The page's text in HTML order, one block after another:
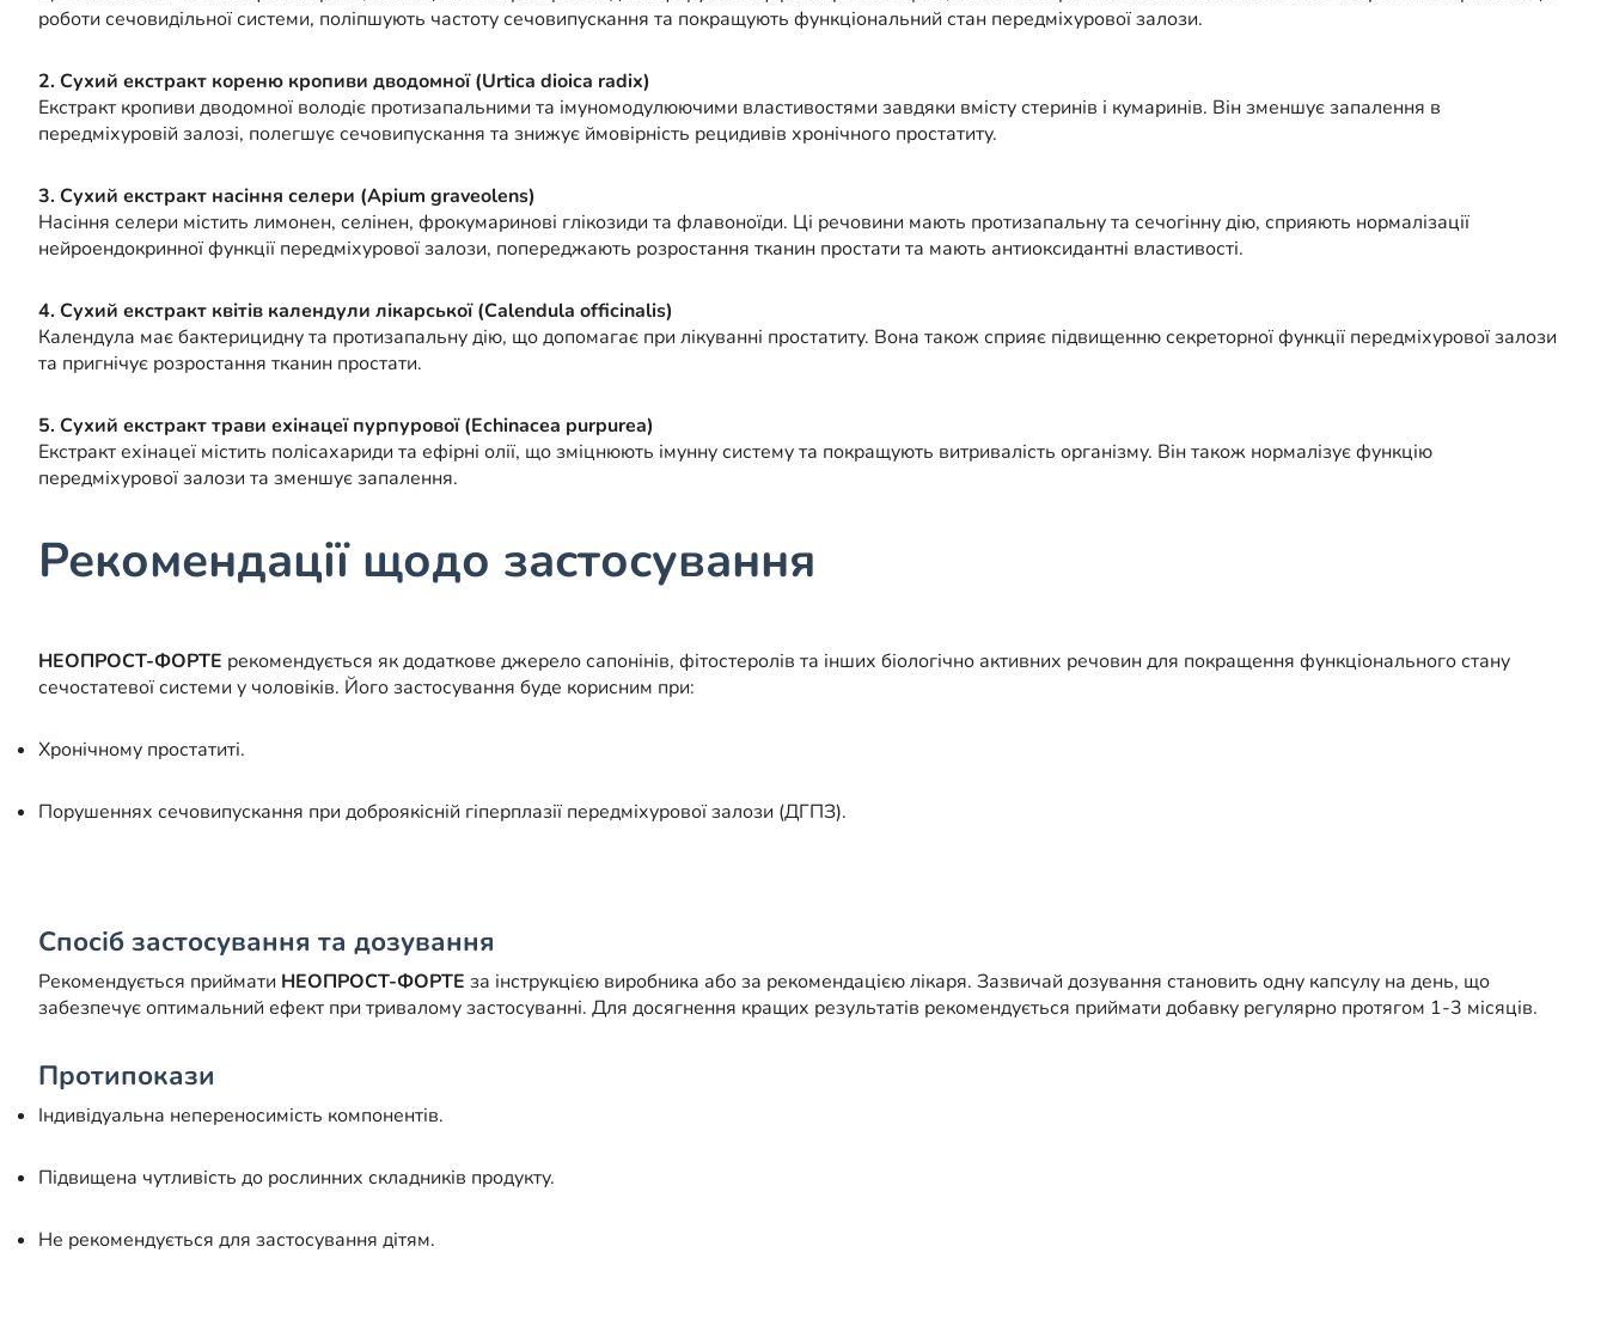
роботи сечовидільної системи, поліпшують частоту сечовипускання та покращують функціональний стан передміхурової залози.
2. Сухий екстракт кореню кропиви дводомної (Urtica dioica radix)
Екстракт кропиви дводомної володіє протизапальними та імуномодулюючими властивостями завдяки вмісту стеринів і кумаринів. Він зменшує запалення в
передміхуровій залозі, полегшує сечовипускання та знижує ймовірність рецидивів хронічного простатиту.
3. Сухий екстракт насіння селери (Apium graveolens)
Насіння селери містить лимонен, селінен, фрокумаринові глікозиди та флавоноїди. Ці речовини мають протизапальну та сечогінну дію, сприяють нормалізації
нейроендокринної функції передміхурової залози, попереджають розростання тканин простати та мають антиоксидантні властивості.
4. Сухий екстракт квітів календули лікарської (Calendula officinalis)
Календула має бактерицидну та протизапальну дію, що допомагає при лікуванні простатиту. Вона також сприяє підвищенню секреторної функції передміхурової залози
та пригнічує розростання тканин простати.
5. Сухий екстракт трави ехінацеї пурпурової (Echinacea purpurea)
Екстракт ехінацеї містить полісахариди та ефірні олії, що зміцнюють імунну систему та покращують витривалість організму. Він також нормалізує функцію
передміхурової залози та зменшує запалення.
Рекомендації щодо застосування
НЕОПРОСТ-ФОРТЕ рекомендується як додаткове джерело сапонінів, фітостеролів та інших біологічно активних речовин для покращення функціонального стану
сечостатевої системи у чоловіків. Його застосування буде корисним при:
Хронічному простатиті.
Порушеннях сечовипускання при доброякісній гіперплазії передміхурової залози (ДГПЗ).
Спосіб застосування та дозування
Рекомендується приймати НЕОПРОСТ-ФОРТЕ за інструкцією виробника або за рекомендацією лікаря. Зазвичай дозування становить одну капсулу на день, що
забезпечує оптимальний ефект при тривалому застосуванні. Для досягнення кращих результатів рекомендується приймати добавку регулярно протягом 1-3 місяців.
Протипокази
Індивідуальна непереносимість компонентів.
Підвищена чутливість до рослинних складників продукту.
Не рекомендується для застосування дітям.